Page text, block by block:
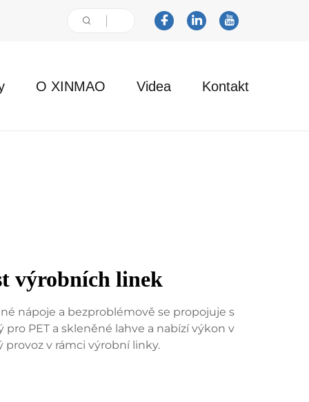
O XINMAO Videa Kontakt
výrobních linek
nápoje a bezproblémově se propojuje s
PET a skleněné lahve a nabízí výkon v
v rámci výrobní linky.